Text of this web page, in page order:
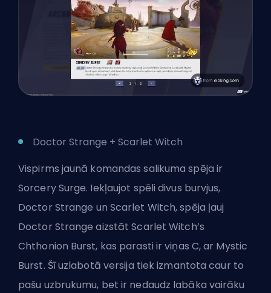
Doctor Strange + Scarlet Witch
Vispirms jaunā komandas salikuma spēja ir
Sorcery Surge. Iekļaujot spēli divus burvjus,
Doctor Strange un Scarlet Witch, spēja ļauj
Doctor Strange aizstātScarlet Witch’s
Chthonion Burst, kas parasti ir viņas C, ar Mystic
Burst. Šī uzlabotā versija tiek izmantota caur to
pašu uzbrukumu, bet ir nedaudz labāka vairāku